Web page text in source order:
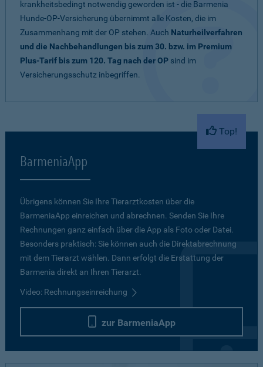
krankheitsbedingt notwendig geworden ist - die Barmenia
Hunde-OP-Versicherung übernimmt alle Kosten, die im
Zusammenhang mit der OP stehen. Auch Naturheilverfahren
und die Nachbehandlungen bis zum 30. bzw. im Premium
Plus-Tarif bis zum 120. Tag nach der OP sind im
Versicherungsschutz inbegriffen.
Top!
BarmeniaApp
Übrigens können Sie Ihre Tierarztkosten über die
BarmeniaApp einreichen und abrechnen. Senden Sie Ihre
Rechnungen ganz einfach über die App als Foto oder Datei.
Besonders praktisch: Sie können auch die Direktabrechnung
mit dem Tierarzt wählen. Dann erfolgt die Erstattung der
Barmenia direkt an Ihren Tierarzt.
Video: Rechnungseinreichung
zur BarmeniaApp